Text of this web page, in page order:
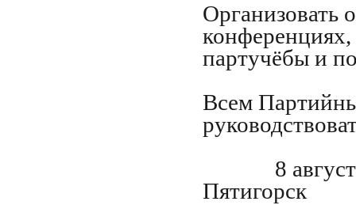
Организовать
партучёбы и
Всем
8
Пятигорск